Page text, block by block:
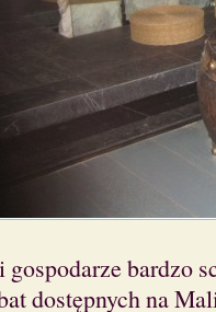
gospodarze bardzo
dostępnych na